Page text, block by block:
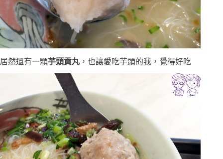
居然還有一顆芋頭貢丸 ，也讓愛吃芋頭的我，覺得好吃